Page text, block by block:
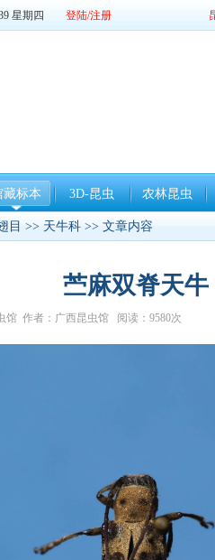
星期四 登陆/注册
藏标本 3D-昆虫 农林昆虫
目 >> 天牛科 >> 文章内容
苎麻双脊天牛
馆 作者：广西昆虫馆 阅读：9580次